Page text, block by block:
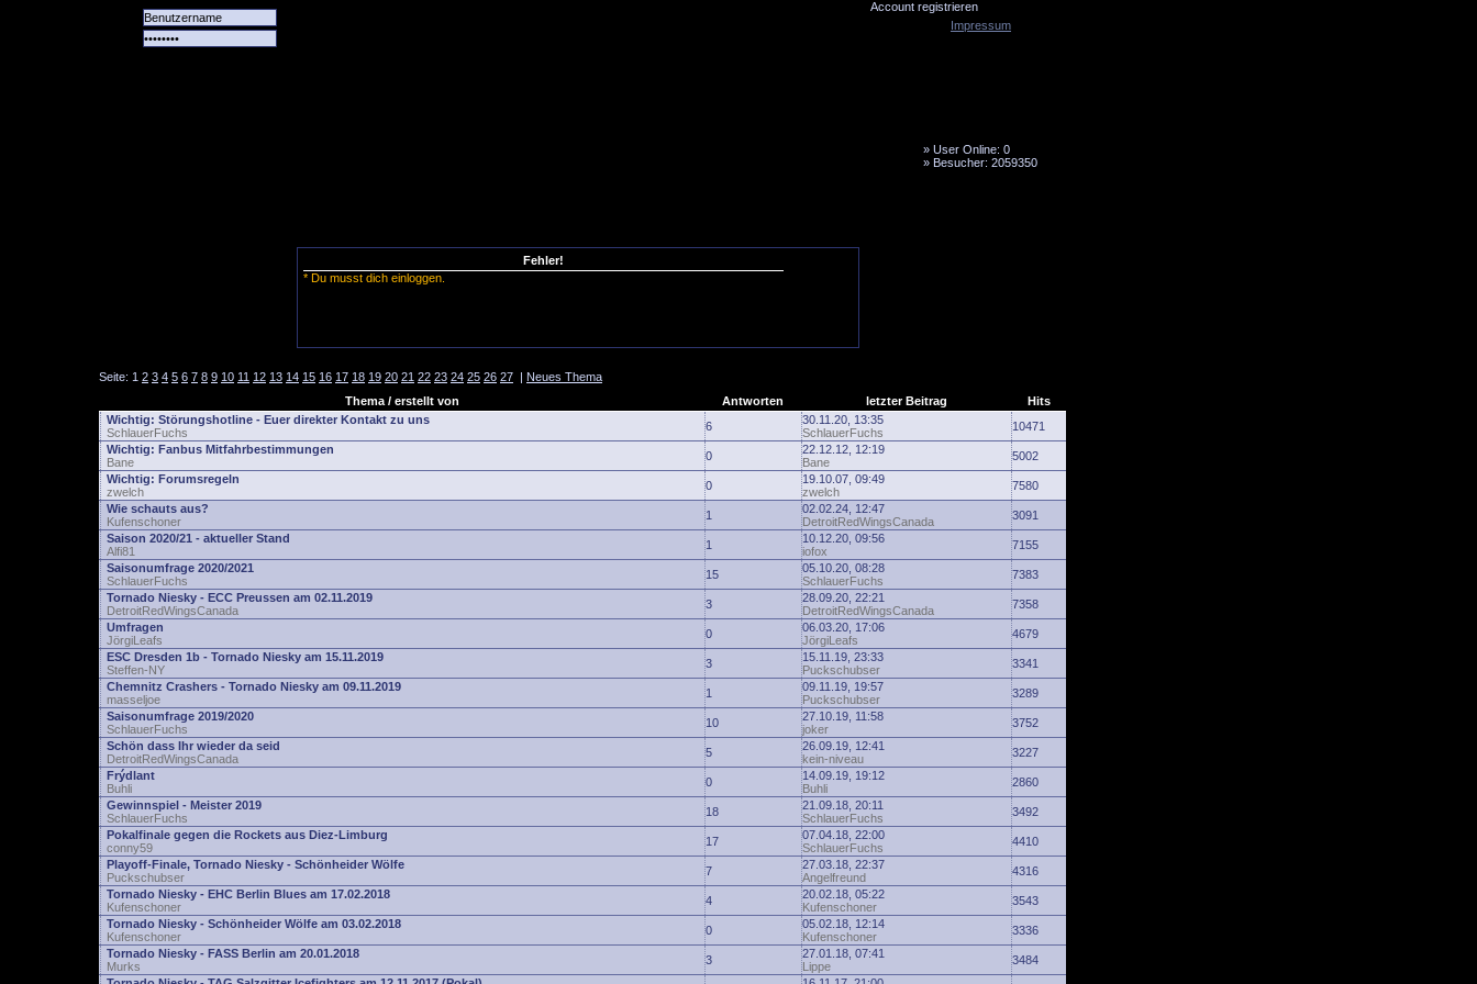
Account registrieren
» User Online: 0
» Besucher: 2059350
Fehler!
* Du musst dich einloggen.
Seite: 1 2 3 4 5 6 7 8 9 10 11 12 13 14 15 16 17 18 19 20 21 22 23 24 25 26 27 | Neues Thema
Thema / erstellt von
Antworten letzter Beitrag
Hits
Wichtig: Störungshotline - Euer direkter Kontakt zu uns
SchlauerFuchs
6
30.11.20, 13:35
SchlauerFuchs
10471
Wichtig: Fanbus Mitfahrbestimmungen
Bane
0
22.12.12, 12:19
Bane
5002
Wichtig: Forumsregeln
zwelch
0
19.10.07, 09:49
zwelch
7580
Wie schauts aus?
Kufenschoner
1
02.02.24, 12:47
DetroitRedWingsCanada
3091
Saison 2020/21 - aktueller Stand
Alfi81
1
10.12.20, 09:56
iofox
7155
Saisonumfrage 2020/2021
SchlauerFuchs
15
05.10.20, 08:28
SchlauerFuchs
7383
Tornado Niesky - ECC Preussen am 02.11.2019
DetroitRedWingsCanada
3
28.09.20, 22:21
DetroitRedWingsCanada
7358
Umfragen
JörgiLeafs
0
06.03.20, 17:06
JörgiLeafs
4679
ESC Dresden 1b - Tornado Niesky am 15.11.2019
Steffen-NY
3
15.11.19, 23:33
Puckschubser
3341
Chemnitz Crashers - Tornado Niesky am 09.11.2019
masseljoe
1
09.11.19, 19:57
Puckschubser
3289
Saisonumfrage 2019/2020
SchlauerFuchs
10
27.10.19, 11:58
joker
3752
Schön dass Ihr wieder da seid
DetroitRedWingsCanada
5
26.09.19, 12:41
kein-niveau
3227
Frýdlant
Buhli
0
14.09.19, 19:12
Buhli
2860
Gewinnspiel - Meister 2019
SchlauerFuchs
18
21.09.18, 20:11
SchlauerFuchs
3492
Pokalfinale gegen die Rockets aus Diez-Limburg
conny59
17
07.04.18, 22:00
SchlauerFuchs
4410
Playoff-Finale, Tornado Niesky - Schönheider Wölfe
Puckschubser
7
27.03.18, 22:37
Angelfreund
4316
Tornado Niesky - EHC Berlin Blues am 17.02.2018
Kufenschoner
4
20.02.18, 05:22
Kufenschoner
3543
Tornado Niesky - Schönheider Wölfe am 03.02.2018
Kufenschoner
0
05.02.18, 12:14
Kufenschoner
3336
Tornado Niesky - FASS Berlin am 20.01.2018
Murks
3
27.01.18, 07:41
Lippe
3484
Impressum